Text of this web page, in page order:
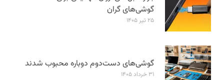
گوشی‌های گران
۲۵ تیر ۱۴۰۵
گوشی‌های دست‌دوم دوباره محبوب شدند
۳۱ خرداد ۱۴۰۵